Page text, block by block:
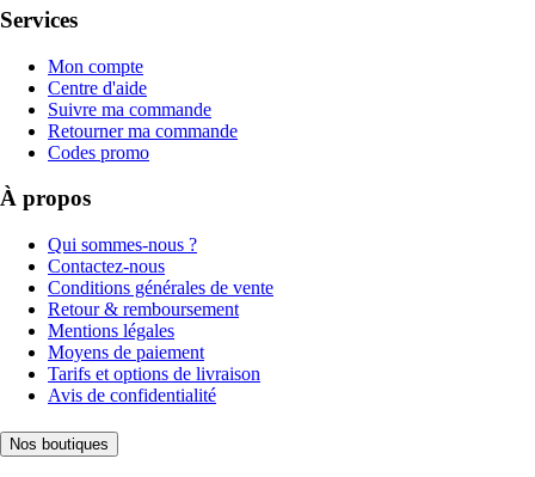
Services
Mon compte
Centre d'aide
Suivre ma commande
Retourner ma commande
Codes promo
À propos
Qui sommes-nous ?
Contactez-nous
Conditions générales de vente
Retour & remboursement
Mentions légales
Moyens de paiement
Tarifs et options de livraison
Avis de confidentialité
Nos boutiques